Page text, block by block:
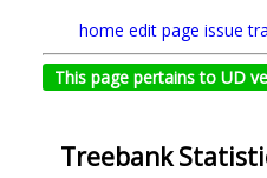
home edit page issue
This page pertains to UD
Treebank